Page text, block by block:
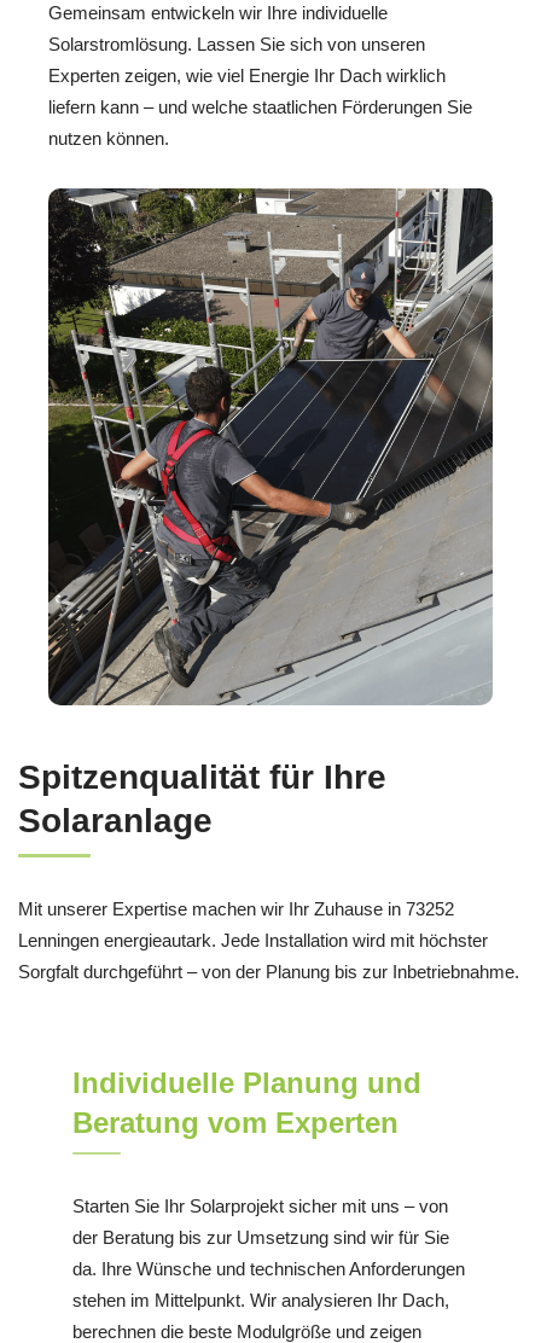
Gemeinsam entwickeln wir Ihre individuelle
Solarstromlösung. Lassen Sie sich von unseren
Experten zeigen, wie viel Energie Ihr Dach wirklich
liefern kann – und welche staatlichen Förderungen Sie
nutzen können.
Spitzenqualität für Ihre
Solaranlage
Mit unserer Expertise machen wir Ihr Zuhause in 73252
Lenningen energieautark. Jede Installation wird mit höchster
Sorgfalt durchgeführt – von der Planung bis zur Inbetriebnahme.
Individuelle Planung und
Beratung vom Experten
Starten Sie Ihr Solarprojekt sicher mit uns – von
der Beratung bis zur Umsetzung sind wir für Sie
da. Ihre Wünsche und technischen Anforderungen
stehen im Mittelpunkt. Wir analysieren Ihr Dach,
berechnen die beste Modulgröße und zeigen